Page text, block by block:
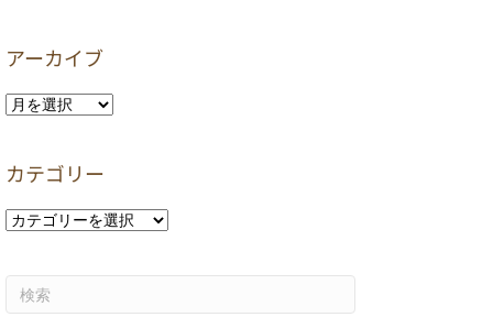
アーカイブ
ア
イ
カテゴリー
カ